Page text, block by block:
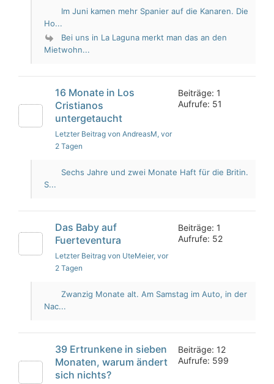
Im Juni kamen mehr Spanier auf die Kanaren. Die
Ho...
Bei uns in La Laguna merkt man das an den
Mietwohn...
16 Monate in Los
Cristianos
untergetaucht
Letzter Beitrag von AndreasM, vor
2 Tagen
Beiträge: 1
Aufrufe: 51
Sechs Jahre und zwei Monate Haft für die Britin.
S...
Das Baby auf
Fuerteventura
Letzter Beitrag von UteMeier, vor
2 Tagen
Beiträge: 1
Aufrufe: 52
Zwanzig Monate alt. Am Samstag im Auto, in der
Nac...
39 Ertrunkene in sieben
Monaten, warum ändert
sich nichts?
Beiträge: 12
Aufrufe: 599